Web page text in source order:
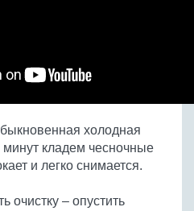
холодная
кладем чесночные
и легко снимается.
очистку – опустить